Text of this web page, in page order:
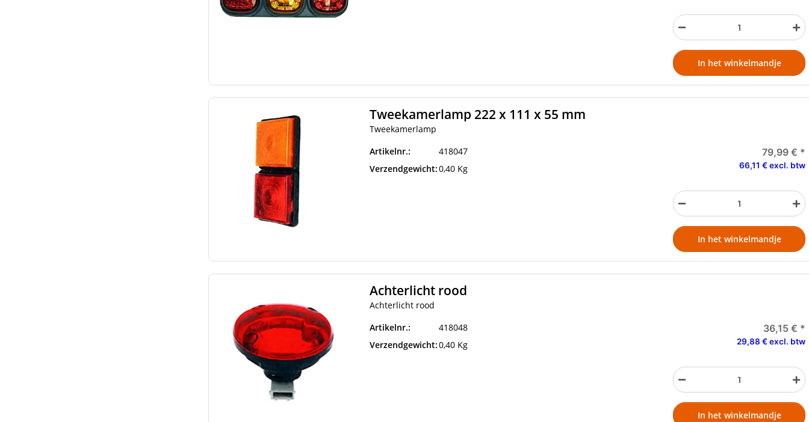
In het winkelmandje
Tweekamerlamp 222 x 111 x 55 mm
Tweekamerlamp
Artikelnr.:
418047
Verzendgewicht:0,40 Kg
79,99 € *
66,11 € excl. btw
In het winkelmandje
Achterlicht rood
Achterlicht rood
Artikelnr.:
418048
Verzendgewicht:0,40 Kg
36,15 € *
29,88 € excl. btw
In het winkelmandje